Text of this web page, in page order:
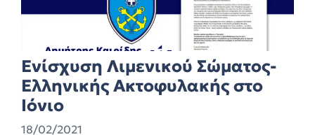
Ενίσχυση Λιμενικού Σώματος-
Ελληνικής Ακτοφυλακής στο
Ιόνιο
18/02/2021